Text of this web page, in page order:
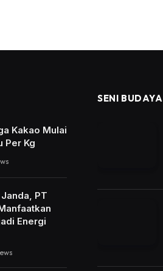
Kakao Mulai
Per Kg
PT
Energi
SENI BUDAYA